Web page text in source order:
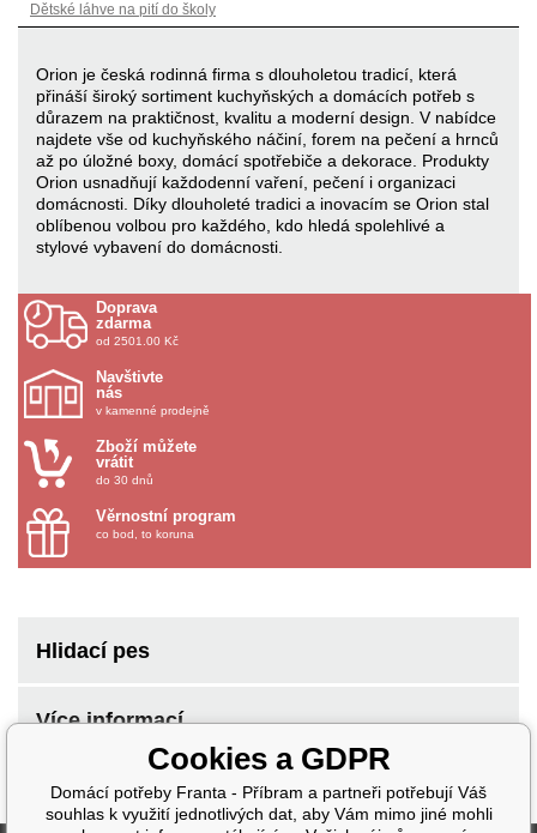
Dětské láhve na pití do školy
Orion je česká rodinná firma s dlouholetou tradicí, která
přináší široký sortiment kuchyňských a domácích potřeb s
důrazem na praktičnost, kvalitu a moderní design. V nabídce
najdete vše od kuchyňského náčiní, forem na pečení a hrnců
až po úložné boxy, domácí spotřebiče a dekorace. Produkty
Orion usnadňují každodenní vaření, pečení i organizaci
domácnosti. Díky dlouholeté tradici a inovacím se Orion stal
oblíbenou volbou pro každého, kdo hledá spolehlivé a
stylové vybavení do domácnosti.
Doprava
zdarma
od 2501.00 Kč
Navštivte
nás
v kamenné prodejně
Zboží můžete
vrátit
do 30 dnů
Věrnostní program
co bod, to koruna
Hlidací pes
Více informací
Cookies a GDPR
Domácí potřeby Franta - Příbram a partneři potřebují Váš
souhlas k využití jednotlivých dat, aby Vám mimo jiné mohli